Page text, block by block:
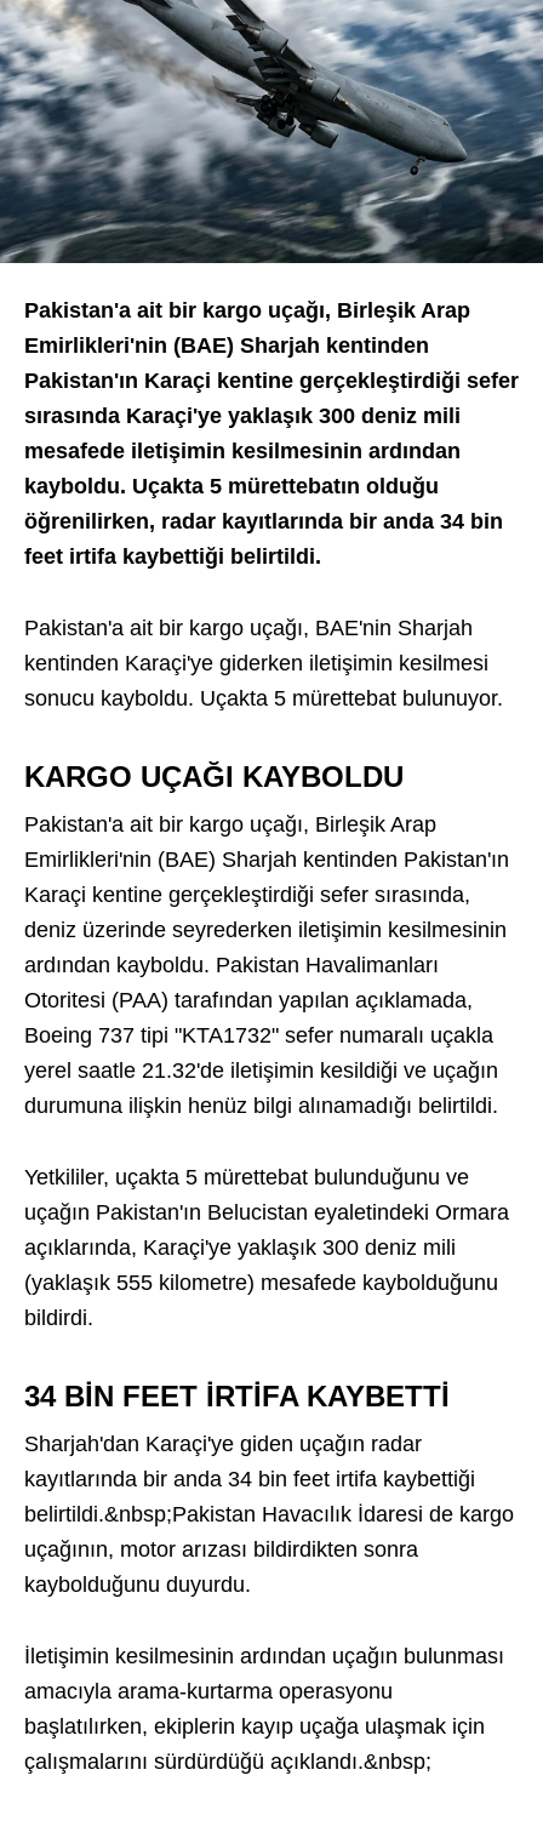
Pakistan'a ait bir kargo uçağı, Birleşik Arap
Emirlikleri'nin (BAE) Sharjah kentinden
Pakistan'ın Karaçi kentine gerçekleştirdiği sefer
sırasında Karaçi'ye yaklaşık 300 deniz mili
mesafede iletişimin kesilmesinin ardından
kayboldu. Uçakta 5 mürettebatın olduğu
öğrenilirken, radar kayıtlarında bir anda 34 bin
feet irtifa kaybettiği belirtildi.
Pakistan'a ait bir kargo uçağı, BAE'nin Sharjah
kentinden Karaçi'ye giderken iletişimin kesilmesi
sonucu kayboldu. Uçakta 5 mürettebat bulunuyor.
KARGO UÇAĞI KAYBOLDU
Pakistan'a ait bir kargo uçağı, Birleşik Arap
Emirlikleri'nin (BAE) Sharjah kentinden Pakistan'ın
Karaçi kentine gerçekleştirdiği sefer sırasında,
deniz üzerinde seyrederken iletişimin kesilmesinin
ardından kayboldu. Pakistan Havalimanları
Otoritesi (PAA) tarafından yapılan açıklamada,
Boeing 737 tipi "KTA1732" sefer numaralı uçakla
yerel saatle 21.32'de iletişimin kesildiği ve uçağın
durumuna ilişkin henüz bilgi alınamadığı belirtildi.
Yetkililer, uçakta 5 mürettebat bulunduğunu ve
uçağın Pakistan'ın Belucistan eyaletindeki Ormara
açıklarında, Karaçi'ye yaklaşık 300 deniz mili
(yaklaşık 555 kilometre) mesafede kaybolduğunu
bildirdi.
34 BİN FEET İRTİFA KAYBETTİ
Sharjah'dan Karaçi'ye giden uçağın radar
kayıtlarında bir anda 34 bin feet irtifa kaybettiği
belirtildi.&nbsp;Pakistan Havacılık İdaresi de kargo
uçağının, motor arızası bildirdikten sonra
kaybolduğunu duyurdu.
İletişimin kesilmesinin ardından uçağın bulunması
amacıyla arama-kurtarma operasyonu
başlatılırken, ekiplerin kayıp uçağa ulaşmak için
çalışmalarını sürdürdüğü açıklandı.&nbsp;